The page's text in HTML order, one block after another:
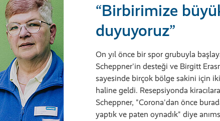
“Birbirimize
duyuyoruz”
On yıl önce bir spor grubuyla
Scheppner'in desteği ve Birgitt
sayesinde birçok bölge sakini için
haline geldi. Resepsiyonda
Scheppner, "Corona'dan önce
yaptık ve paten oynadık" diye